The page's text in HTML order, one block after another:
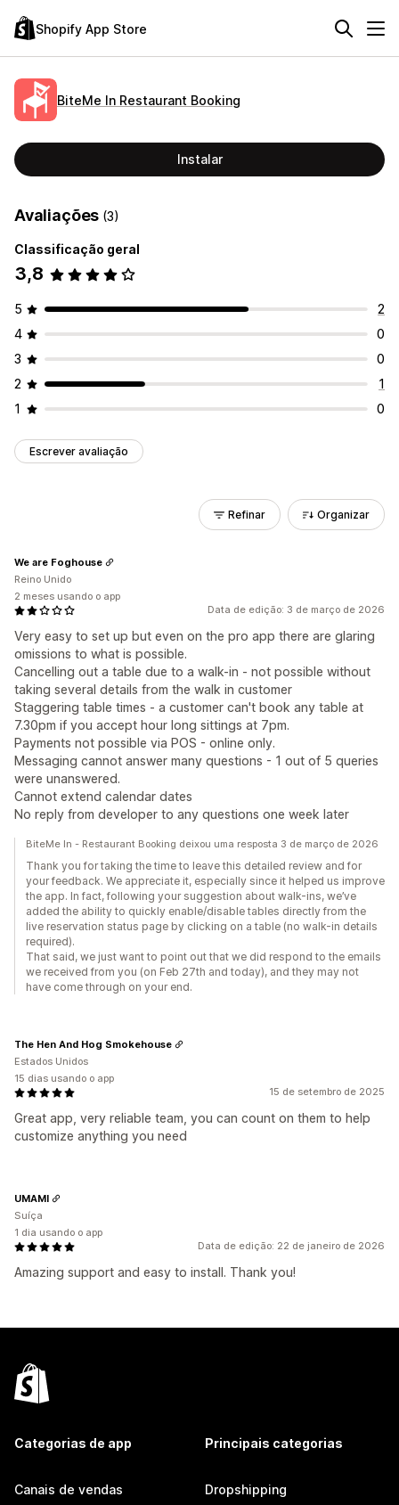
Shopify App Store
BiteMe In Restaurant Booking
Instalar
Avaliações (3)
Classificação geral
3,8
5
2
4
0
3
0
2
1
1
0
Escrever avaliação
Refinar Organizar
Data de edição: 3 de março de 2026
Very easy to set up but even on the pro app there are glaring
omissions to what is possible.
Cancelling out a table due to a walk-in - not possible without
taking several details from the walk in customer
Staggering table times - a customer can't book any table at
7.30pm if you accept hour long sittings at 7pm.
Payments not possible via POS - online only.
Messaging cannot answer many questions - 1 out of 5 queries
were unanswered.
Cannot extend calendar dates
No reply from developer to any questions one week later
We are Foghouse
Reino Unido
2 meses usando o app
BiteMe In - Restaurant Booking deixou uma resposta 3 de março de 2026
Thank you for taking the time to leave this detailed review and for
your feedback. We appreciate it, especially since it helped us improve
the app. In fact, following your suggestion about walk-ins, we’ve
added the ability to quickly enable/disable tables directly from the
live reservation status page by clicking on a table (no walk-in details
required).
That said, we just want to point out that we did respond to the emails
we received from you (on Feb 27th and today), and they may not
have come through on your end.
15 de setembro de 2025
Great app, very reliable team, you can count on them to help
customize anything you need
The Hen And Hog Smokehouse
Estados Unidos
15 dias usando o app
Data de edição: 22 de janeiro de 2026
Amazing support and easy to install. Thank you!
UMAMI
Suíça
1 dia usando o app
Categorias de app
Canais de vendas
Principais categorias
Dropshipping